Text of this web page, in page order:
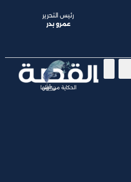
الحكاية من أولها
رئيس التحرير
عمرو بدر